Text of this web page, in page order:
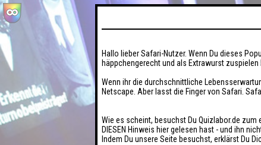
Hallo lieber Safari-Nutzer. Wenn Du dieses
häppchengerecht und als Extrawurst
Wenn ihr die durchschnittliche
Netscape. Aber lasst die Finger von Safari.
Wie es scheint, besuchst Du Quizlabor.de
DIESEN Hinweis hier gelesen hast - und ihn
Indem Du unsere Seite besuchst, erklärst Du